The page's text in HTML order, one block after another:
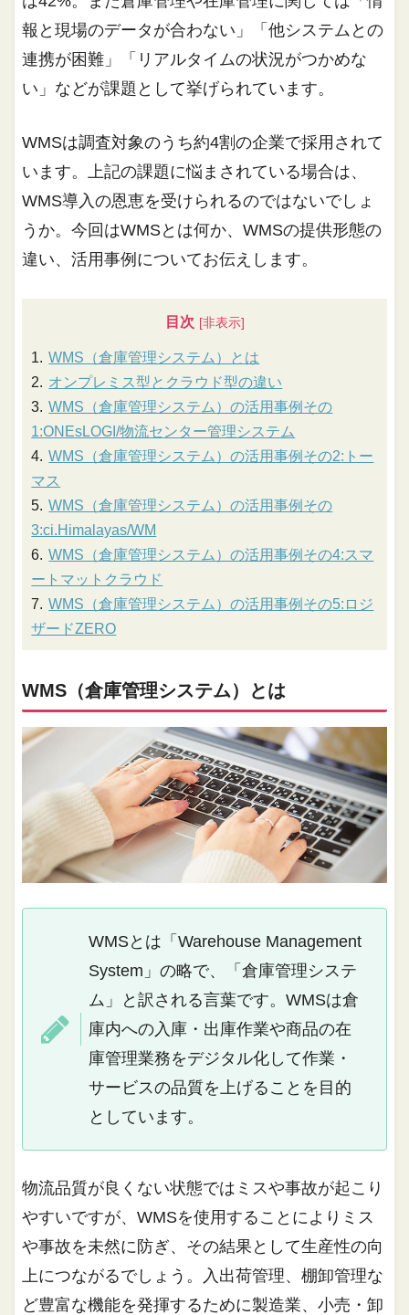
報と現場のデータが合わない」「他システムとの
連携が困難」「リアルタイムの状況がつかめな
い」などが課題として挙げられています。
WMSは調査対象のうち約4割の企業で採用されて
います。上記の課題に悩まされている場合は、
WMS導入の恩恵を受けられるのではないでしょ
うか。今回はWMSとは何か、WMSの提供形態の
違い、活用事例についてお伝えします。
目次
WMS（倉庫管理システム）とは
オンプレミス型とクラウド型の違い
WMS（倉庫管理システム）の活用事例その
1:ONEsLOGI/物流センター管理システム
WMS（倉庫管理システム）の活用事例その2:トー
マス
WMS（倉庫管理システム）の活用事例その
3:ci.Himalayas/WM
WMS（倉庫管理システム）の活用事例その4:スマ
ートマットクラウド
WMS（倉庫管理システム）の活用事例その5:ロジ
ザードZERO
WMS（倉庫管理システム）とは
WMSとは「Warehouse Management
System」の略で、「倉庫管理システ
ム」と訳される言葉です。WMSは倉
庫内への入庫・出庫作業や商品の在
庫管理業務をデジタル化して作業・
サービスの品質を上げることを目的
としています。
物流品質が良くない状態ではミスや事故が起こり
やすいですが、WMSを使用することによりミス
や事故を未然に防ぎ、その結果として生産性の向
上につながるでしょう。入出荷管理、棚卸管理な
ど豊富な機能を発揮するために製造業、小売・卸